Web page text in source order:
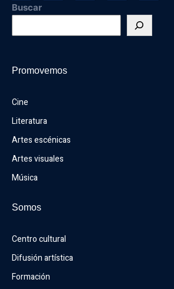
Buscar
Promovemos
Cine
Literatura
Artes escénicas
Artes visuales
Música
Somos
Centro cultural
Difusión artística
Formación